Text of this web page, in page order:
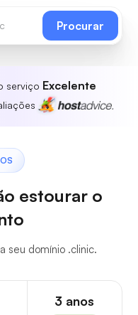
Procurar
serviço Excelente
estourar o
seu domínio .clinic.
3 anos